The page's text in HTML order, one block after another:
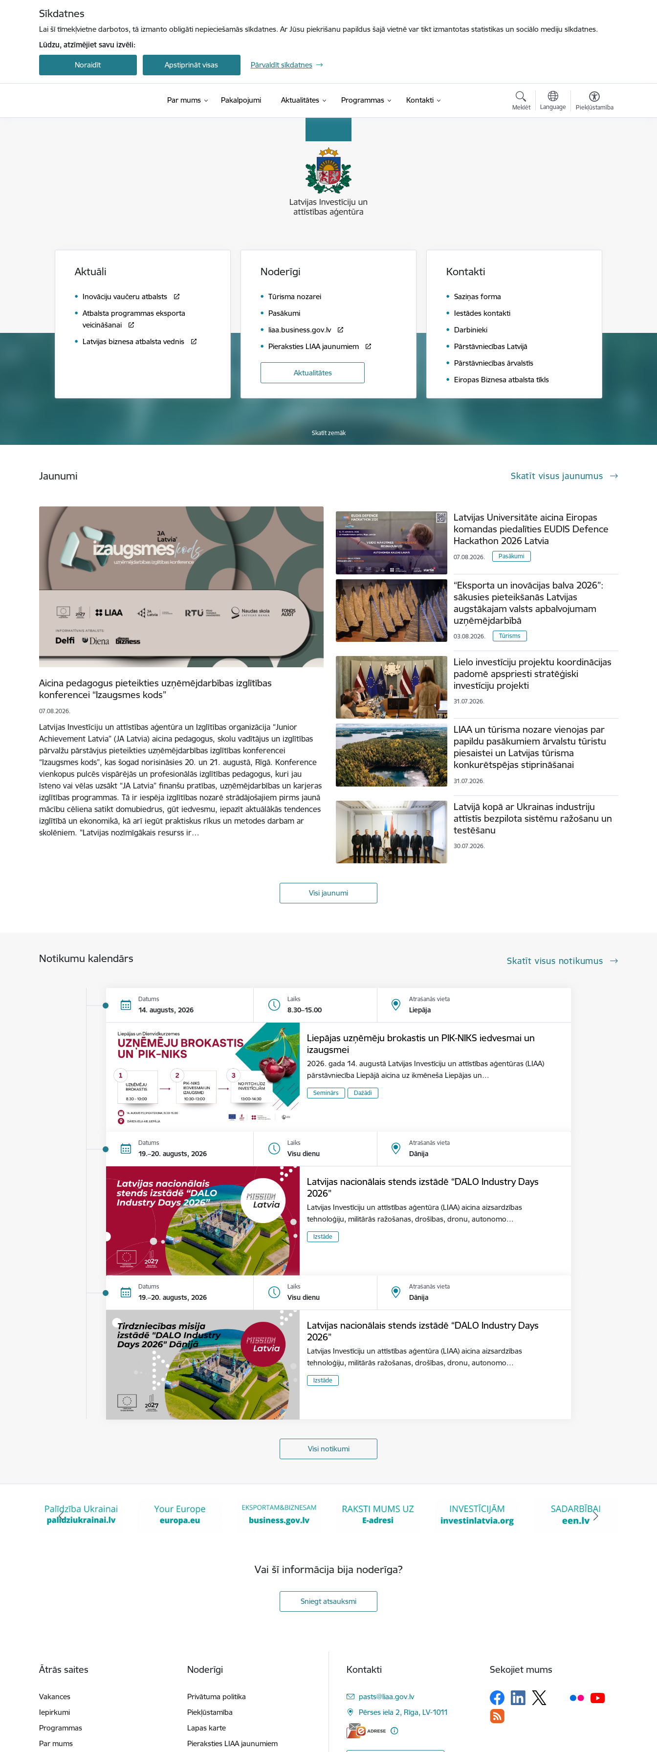
Sīkdatnes
Lai šī tīmekļvietne darbotos, tā izmanto obligāti nepieciešamās sīkdatnes. Ar Jūsu piekrišanu papildus šajā vietnē var tikt izmantotas statistikas un sociālo mediju sīkdatnes.
Lūdzu, atzīmējiet savu izvēli:
Noraidīt Apstiprināt visas Pārvaldīt sīkdatnes
Par mums Pakalpojumi Aktualitātes Programmas Kontakti
Meklēt Language Piekļūstamība
Aktuāli
Inovāciju vaučeru atbalsts
Atbalsta programmas eksporta
veicināšanai
Latvijas biznesa atbalsta vednis
Noderīgi
Tūrisma nozarei
Pasākumi
liaa.business.gov.lv
Pieraksties LIAA jaunumiem
Aktualitātes
Kontakti
Saziņas forma
Iestādes kontakti
Darbinieki
Pārstāvniecības Latvijā
Pārstāvniecības ārvalstīs
Eiropas Biznesa atbalsta tīkls
Skatīt zemāk
Jaunumi Skatīt visus jaunumus
Aicina pedagogus pieteikties uzņēmējdarbības izglītības
konferencei “Izaugsmes kods”
07.08.2026.
Latvijas Investīciju un attīstības aģentūra un Izglītības organizācija “Junior
Achievement Latvia” (JA Latvia) aicina pedagogus, skolu vadītājus un izglītības
pārvalžu pārstāvjus pieteikties uzņēmējdarbības izglītības konferencei
“Izaugsmes kods”, kas šogad norisināsies 20. un 21. augustā, Rīgā. Konference
vienkopus pulcēs vispārējās un profesionālās izglītības pedagogus, kuri jau
īsteno vai vēlas uzsākt “JA Latvia” finanšu pratības, uzņēmējdarbības un karjeras
izglītības programmas. Tā ir iespēja izglītības nozarē strādājošajiem pirms jaunā
mācību cēliena satikt domubiedrus, gūt iedvesmu, iepazīt aktuālākās tendences
izglītībā un ekonomikā, kā arī iegūt praktiskus rīkus un metodes darbam ar
skolēniem. "Latvijas nozīmīgākais resurss ir…
Latvijas Universitāte aicina Eiropas
komandas piedalīties EUDIS Defence
Hackathon 2026 Latvia
07.08.2026. Pasākumi
“Eksporta un inovācijas balva 2026”:
sākusies pieteikšanās Latvijas
augstākajam valsts apbalvojumam
uzņēmējdarbībā
03.08.2026. Tūrisms
Lielo investīciju projektu koordinācijas
padomē apspriesti stratēģiski
investīciju projekti
31.07.2026.
LIAA un tūrisma nozare vienojas par
papildu pasākumiem ārvalstu tūristu
piesaistei un Latvijas tūrisma
konkurētspējas stiprināšanai
31.07.2026.
Latvijā kopā ar Ukrainas industriju
attīstīs bezpilota sistēmu ražošanu un
testēšanu
30.07.2026.
Visi jaunumi
Notikumu kalendārs Skatīt visus notikumus
Datums
14. augusts, 2026
Laiks
8.30–15.00
Atrašanās vieta
Liepāja
Liepājas uzņēmēju brokastis un PIK-NIKS iedvesmai un
izaugsmei
2026. gada 14. augustā Latvijas Investīciju un attīstības aģentūras (LIAA)
pārstāvniecība Liepājā aicina uz ikmēneša Liepājas un…
Seminārs Dažādi
Datums
19.–20. augusts, 2026
Laiks
Visu dienu
Atrašanās vieta
Dānija
Latvijas nacionālais stends izstādē “DALO Industry Days
2026”
Latvijas Investīciju un attīstības aģentūra (LIAA) aicina aizsardzības
tehnoloģiju, militārās ražošanas, drošības, dronu, autonomo…
Izstāde
Datums
19.–20. augusts, 2026
Laiks
Visu dienu
Atrašanās vieta
Dānija
Latvijas nacionālais stends izstādē “DALO Industry Days
2026”
Latvijas Investīciju un attīstības aģentūra (LIAA) aicina aizsardzības
tehnoloģiju, militārās ražošanas, drošības, dronu, autonomo…
Izstāde
Visi notikumi
Vai šī informācija bija noderīga?
Sniegt atsauksmi
Ātrās saites
Vakances
Iepirkumi
Programmas
Par mums
Noderīgi
Privātuma politika
Piekļūstamība
Lapas karte
Pieraksties LIAA jaunumiem
Kontakti
E-pasts:
pasts@liaa.gov.lv
Pērses iela 2, Rīga, LV-1011
Sekojiet mums